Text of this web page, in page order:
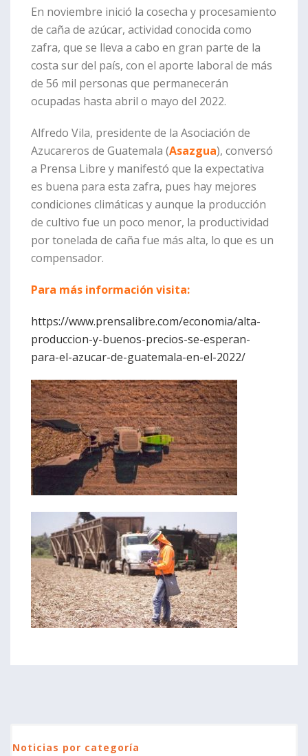
En noviembre inició la cosecha y procesamiento
de caña de azúcar, actividad conocida como
zafra, que se lleva a cabo en gran parte de la
costa sur del país, con el aporte laboral de más
de 56 mil personas que permanecerán
ocupadas hasta abril o mayo del 2022.
Alfredo Vila, presidente de la Asociación de
Azucareros de Guatemala (Asazgua), conversó
a Prensa Libre y manifestó que la expectativa
es buena para esta zafra, pues hay mejores
condiciones climáticas y aunque la producción
de cultivo fue un poco menor, la productividad
por tonelada de caña fue más alta, lo que es un
compensador.
Para más información visita:
https://www.prensalibre.com/economia/alta-
produccion-y-buenos-precios-se-esperan-
para-el-azucar-de-guatemala-en-el-2022/
Noticias por categoría